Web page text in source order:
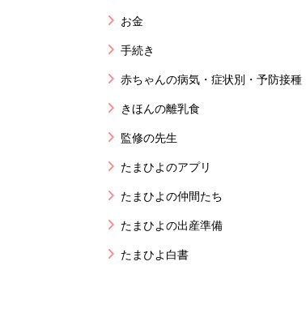
お金
手続き
赤ちゃんの病気・症状別・予防接種
きほんの離乳食
監修の先生
たまひよのアプリ
たまひよの仲間たち
たまひよの出産準備
たまひよ白書